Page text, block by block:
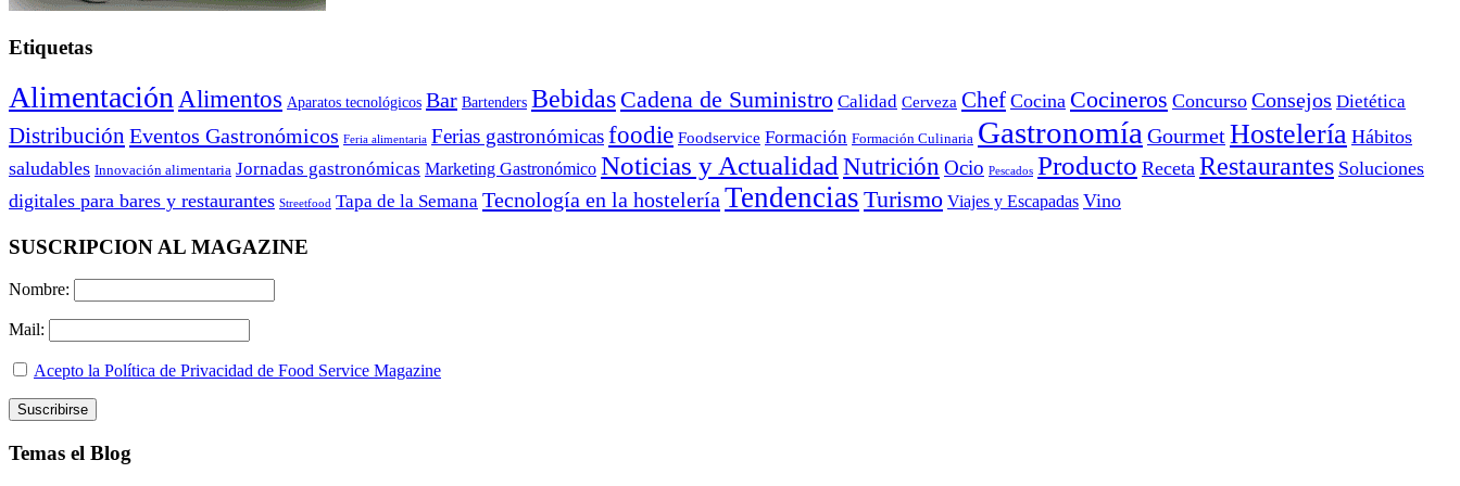
Etiquetas
Alimentación Alimentos Aparatos tecnológicos Bar Bartenders Bebidas Cadena de Suministro Calidad Cerveza Chef Cocina Cocineros Concurso Consejos Dietética
Distribución Eventos Gastronómicos Feria alimentaria Ferias gastronómicasfoodie Foodservice Formación Formación Culinaria Gastronomía GourmetHostelería Hábitos
saludables Innovación alimentaria Jornadas gastronómicas Marketing Gastronómico Noticias y Actualidad Nutrición Ocio Pescados Producto Receta Restaurantes Soluciones
digitales para bares y restaurantes Streetfood Tapa de la Semana Tecnología en la hostelería Tendencias Turismo Viajes y Escapadas Vino
SUSCRIPCION AL MAGAZINE
Nombre:
Mail:
Acepto la Política de Privacidad de Food Service Magazine
Temas el Blog